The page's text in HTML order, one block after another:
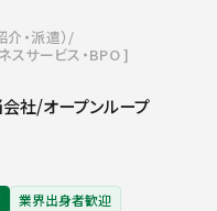
・派遣）
スサービス・BPO
会社/オープンループ
業界出身者歓迎